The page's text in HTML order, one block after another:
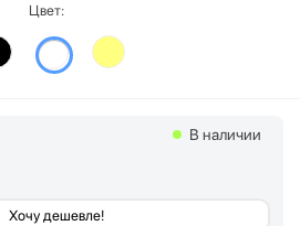
Цвет:
Хочу дешевле!
В наличии